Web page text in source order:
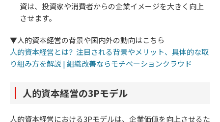
資は、投資家や消費者からの企業イメージを大きく向上
させます。
▼人的資本経営の背景や国内外の動向はこちら
人的資本経営とは？注目される背景やメリット、具体的な取
り組み方を解説 | 組織改善ならモチベーションクラウド
人的資本経営の3Pモデル
人的資本経営における3Pモデルは、企業価値を向上させるた